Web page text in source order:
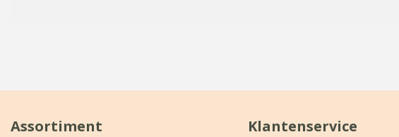
Assortiment Klantenservice